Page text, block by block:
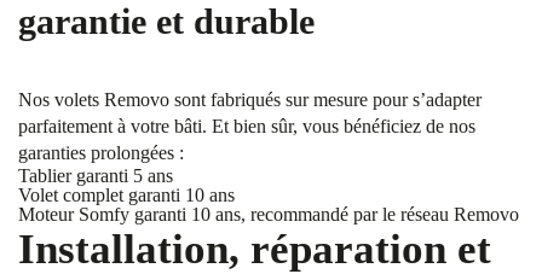
garantie et durable
Nos volets Removo sont fabriqués sur mesure pour s’adapter
parfaitement à votre bâti. Et bien sûr, vous bénéficiez de nos
garanties prolongées :
Tablier garanti 5 ans
Volet complet garanti 10 ans
Moteur Somfy garanti 10 ans, recommandé par le réseau Removo
Installation, réparation et